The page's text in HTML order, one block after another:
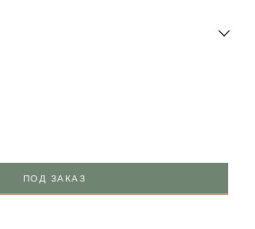
ПОД ЗАКАЗ